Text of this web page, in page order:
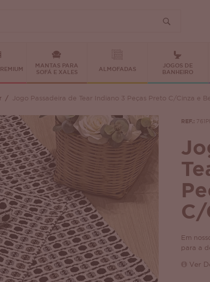
MANTAS PARA
SOFÁ E XALES
ALMOFADAS
JOGOS DE
BANHEIRO
Jogo Passadeira de Tear Indiano 3 Peças Preto C/Cinza e
REF.:
C/
Em
para a
Ver